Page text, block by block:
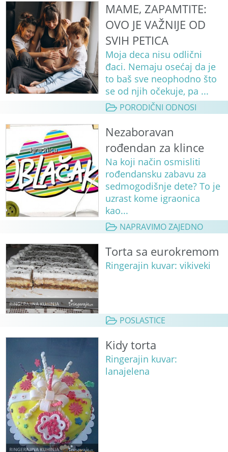
MAME, ZAPAMTITE:
OVO JE VAŽNIJE OD
SVIH PETICA
Moja deca nisu odlični
đaci. Nemaju osećaj da je
to baš sve neophodno što
se od njih očekuje, pa ...
PORODIČNI ODNOSI
Nezaboravan
rođendan za klince
Na koji način osmisliti
rođendansku zabavu za
sedmogodišnje dete? To je
uzrast kome igraonica
kao...
NAPRAVIMO ZAJEDNO
Torta sa eurokremom
Ringerajin kuvar: vikiveki
POSLASTICE
Kidy torta
Ringerajin kuvar:
lanajelena